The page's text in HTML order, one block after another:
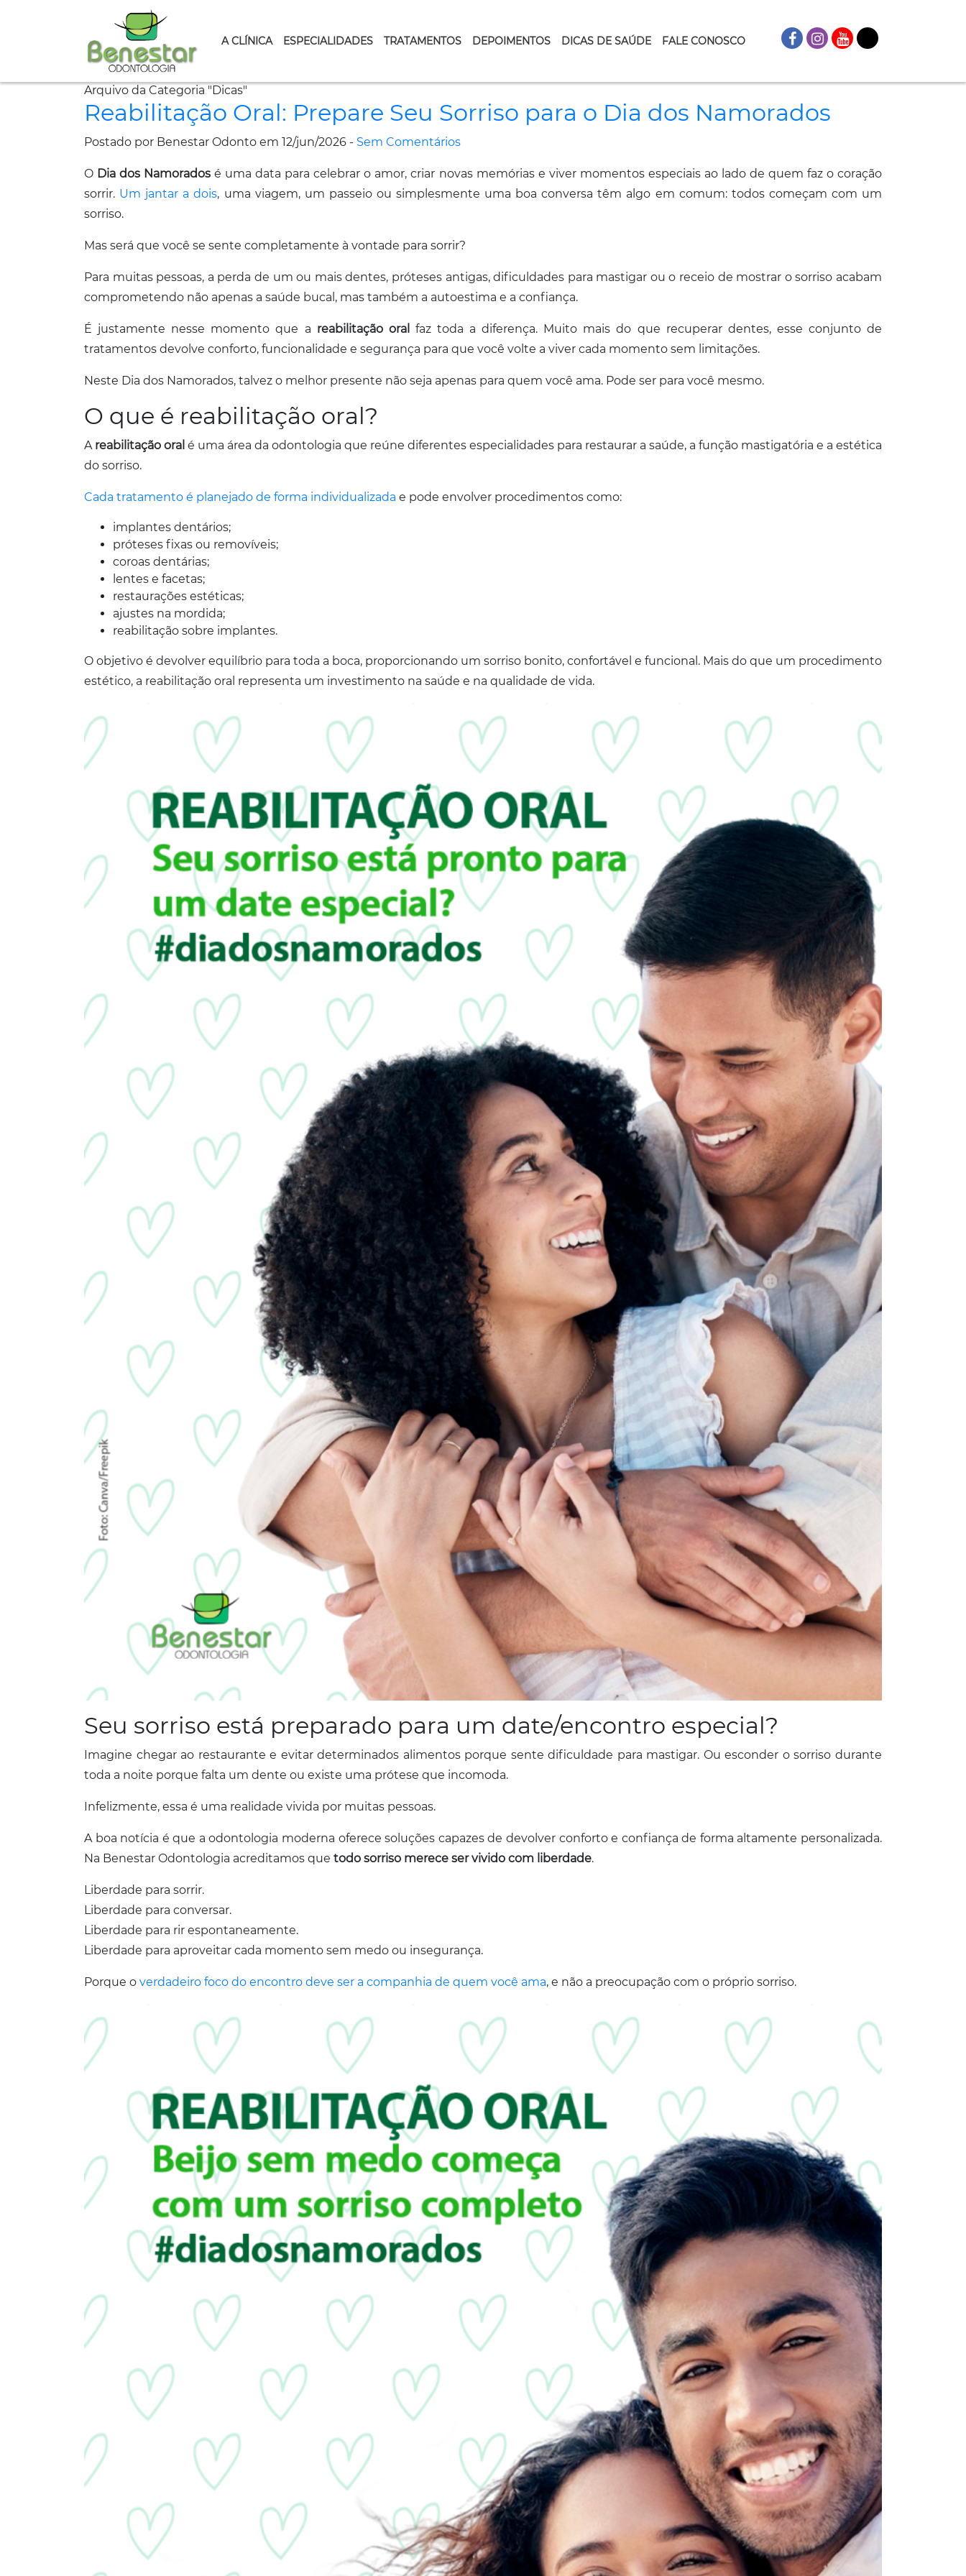
A CLÍNICA ESPECIALIDADES TRATAMENTOS DEPOIMENTOS DICAS DE SAÚDE FALE CONOSCO
Arquivo da Categoria "Dicas"
Reabilitação Oral: Prepare Seu Sorriso para o Dia dos Namorados
Postado por Benestar Odonto em 12/jun/2026 - Sem Comentários
O Dia dos Namorados é uma data para celebrar o amor, criar novas memórias e viver momentos especiais ao lado de quem faz o coração
sorrir. Um jantar a dois, uma viagem, um passeio ou simplesmente uma boa conversa têm algo em comum: todos começam com um
sorriso.
Mas será que você se sente completamente à vontade para sorrir?
Para muitas pessoas, a perda de um ou mais dentes, próteses antigas, dificuldades para mastigar ou o receio de mostrar o sorriso acabam
comprometendo não apenas a saúde bucal, mas também a autoestima e a confiança.
É justamente nesse momento que a reabilitação oral
faz toda a diferença. Muito mais do que recuperar dentes, esse conjunto de
tratamentos devolve conforto, funcionalidade e segurança para que você volte a viver cada momento sem limitações.
Neste Dia dos Namorados, talvez o melhor presente não seja apenas para quem você ama. Pode ser para você mesmo.
O que é reabilitação oral?
A reabilitação oral é uma área da odontologia que reúne diferentes especialidades para restaurar a saúde, a função mastigatória e a estética
do sorriso.
Cada tratamento é planejado de forma individualizada e pode envolver procedimentos como:
implantes dentários;
próteses fixas ou removíveis;
coroas dentárias;
lentes e facetas;
restaurações estéticas;
ajustes na mordida;
reabilitação sobre implantes.
O objetivo é devolver equilíbrio para toda a boca, proporcionando um sorriso bonito, confortável e funcional. Mais do que um procedimento
estético, a reabilitação oral representa um investimento na saúde e na qualidade de vida.
Seu sorriso está preparado para um date/encontro especial?
Imagine chegar ao restaurante e evitar determinados alimentos porque sente dificuldade para mastigar. Ou esconder o sorriso durante
toda a noite porque falta um dente ou existe uma prótese que incomoda.
Infelizmente, essa é uma realidade vivida por muitas pessoas.
A boa notícia é que a odontologia moderna oferece soluções capazes de devolver conforto e confiança de forma altamente personalizada.
Na Benestar Odontologia acreditamos que todo sorriso merece ser vivido com liberdade.
Liberdade para sorrir.
Liberdade para conversar.
Liberdade para rir espontaneamente.
Liberdade para aproveitar cada momento sem medo ou insegurança.
Porque o verdadeiro foco do encontro deve ser a companhia de quem você ama, e não a preocupação com o próprio sorriso.